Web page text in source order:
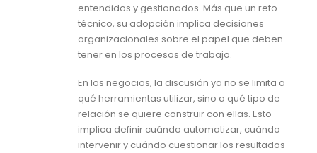
entendidos y gestionados. Más que un reto
técnico, su adopción implica decisiones
organizacionales sobre el papel que deben
tener en los procesos de trabajo.
En los negocios, la discusión ya no se limita a
qué herramientas utilizar, sino a qué tipo de
relación se quiere construir con ellas. Esto
implica definir cuándo automatizar, cuándo
intervenir y cuándo cuestionar los resultados